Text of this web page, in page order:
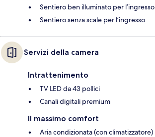
Sentiero ben illuminato per l’ingresso
Sentiero senza scale per l’ingresso
Servizi della camera
Intrattenimento
TV LED da 43 pollici
Canali digitali premium
Il massimo comfort
Aria condizionata (con climatizzatore)